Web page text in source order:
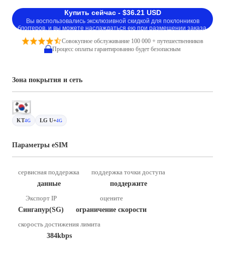
Купить сейчас - $36.21 USD
Вы воспользовались эксклюзивной скидкой для поклонников
блоггеров, и вы можете наслаждаться ею при размещении заказа.
Совокупное обслуживание 100 000 + путешественников
Процесс оплаты гарантированно будет безопасным
Зона покрытия и сеть
KT4G LG U+4G
Параметры eSIM
сервисная поддержка
данные
поддержка точки доступа
поддержите
Экспорт IP
Сингапур(SG)
оцените
ограничение скорости
скорость достижения лимита
384kbps